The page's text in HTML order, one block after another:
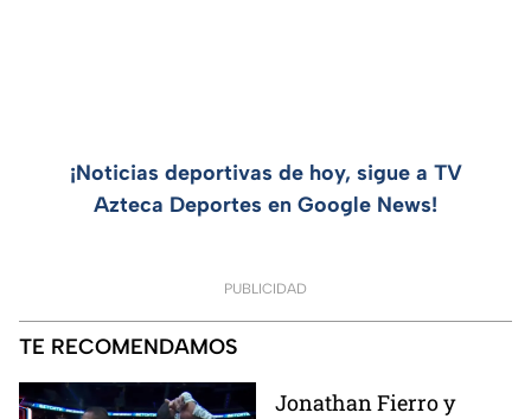
¡Noticias deportivas de hoy, sigue a TV
Azteca Deportes en Google News!
PUBLICIDAD
TE RECOMENDAMOS
Jonathan Fierro y